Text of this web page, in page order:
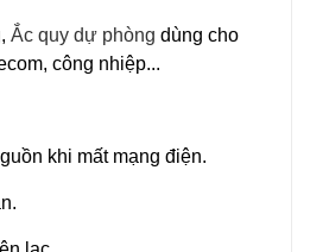
Ắc quy dự phòng dùng cho
công nhiệp...
khi mất mạng điện.